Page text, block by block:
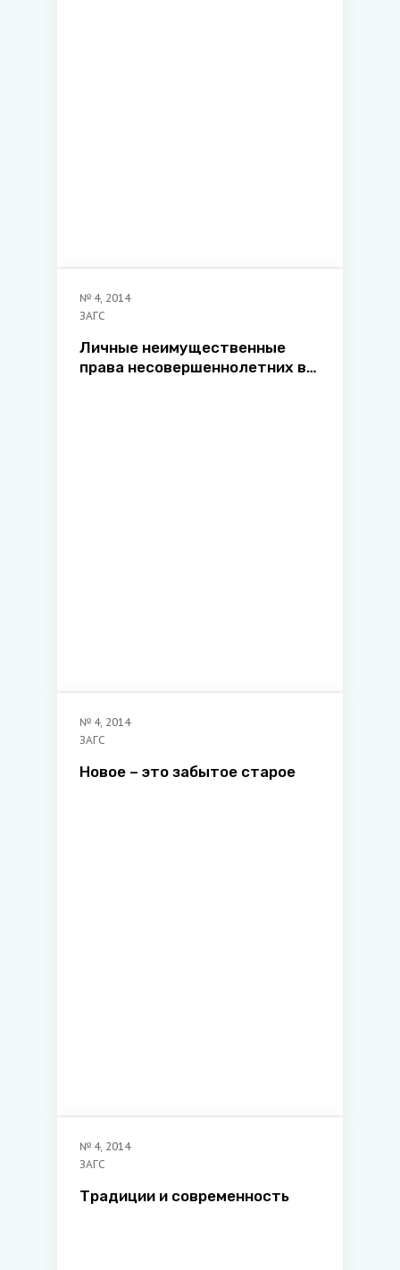
№ 4, 2014
ЗАГС
Личные неимущественные
права несовершеннолетних в
№ 4, 2014
ЗАГС
Новое – это забытое старое
№ 4, 2014
ЗАГС
Традиции и современность